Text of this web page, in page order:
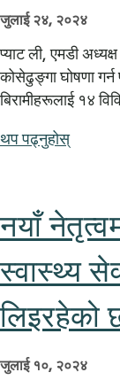
जुलाई २४, २०२४
प्याट ली, एमडी
कोसेढुङ्गा घोषणा गर्न
बिरामीहरूलाई १४
थप पढ्नुहोस्
नयाँ
स्वास्थ्य
लिइरहेको
जुलाई १०, २०२४